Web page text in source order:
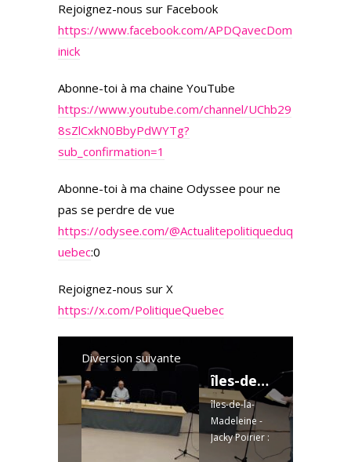
Rejoignez-nous sur Facebook
https://www.facebook.com/APDQavecDom
inick
Abonne-toi à ma chaine YouTube
https://www.youtube.com/channel/UChb29
8sZlCxkN0BbyPdWYTg?
sub_confirmation=1
Abonne-toi à ma chaine Odyssee pour ne
pas se perdre de vue
https://odysee.com/@Actualitepolitiqueduq
uebec:0
Rejoignez-nous sur X
https://x.com/PolitiqueQuebec
Diversion suivante
îles-de-la-Madeleine - Jacky Poirier : Les incohérences révélées
îles-de-la-
Madeleine -
Jacky Poirier :